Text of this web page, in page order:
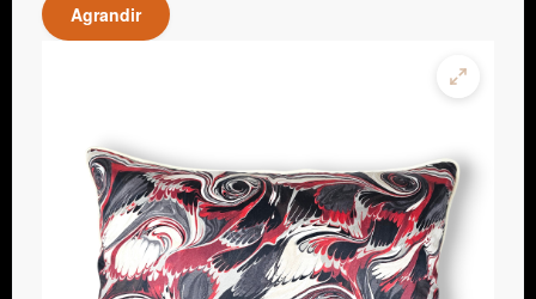
Agrandir